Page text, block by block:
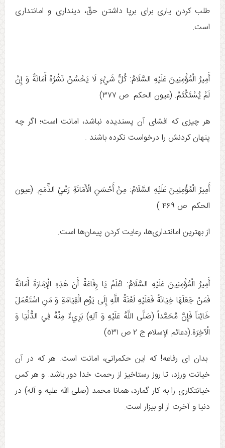
طلب كردن يارى برای برپا داشتن حقّ، ديندارى و امانتداری
است‏.
أَمِيرُ الْمُؤْمِنِينَ عَلَيْهِ السَّلَامُ: كُلُّ شَيْ‏ءٍ لَا يَحْسُنُ نَشْرُهُ أَمَانَةٌ وَ إِنْ
لَمْ يُسْتَكْتَمْ. (عيون الحكم ص ۳۷۷)
هر چيزى كه افشاى آن پسنديده نباشد، امانت است؛ اگر چه
پنهان كردنش را درخواست نكرده باشند .
أَمِيرُ الْمُؤْمِنِينَ عَلَيْهِ السَّلَامُ: مِنْ أَحْسَنِ الْأَمَانَةِ رَعْيُ الذِّمَمِ. (عيون
الحكم ص ۴۶۹ )
از بهترين امانتدارى‌ها، رعايت كردن پيمان‌ها است.
أَمِيرُ الْمُؤْمِنِينَ عَلَيْهِ السَّلَامُ: اعْلَمْ يَا رِفَاعَةُ أَنَ‏ هَذِهِ‏ الْإِمَارَةَ أَمَانَةٌ
فَمَنْ جَعَلَهَا خِيَانَةً فَعَلَيْهِ لَعْنَةُ اللَّهِ إِلَى يَوْمِ الْقِيَامَةِ وَ مَنِ اسْتَعْمَلَ
خَائِناً فَإِنَّ مُحَمَّداً (صَلَّى اللَّهُ عَلَيْهِ وَ آلِهِ) بَرِي‏ءٌ مِنْهُ فِي الدُّنْيَا وَ
الْآخِرَة.(دعائم الإسلام ج ٢ ص ٥٣١)
بدان ای رفاعه! که اين حکمرانی، امانت است. هر که در آن
خيانت ورزد، تا روز رستاخيز از رحمت خدا دور باشد. و هر کس
خيانتکاری را به کار گمارد، همانا محمد (صلی الله علیه و آله) در
دنيا و آخرت از او بيزار است.